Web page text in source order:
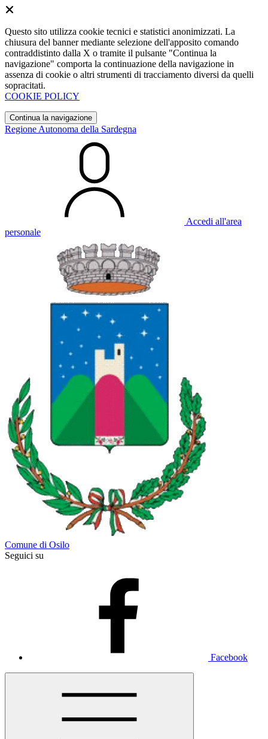
Questo sito utilizza cookie tecnici e statistici anonimizzati. La
chiusura del banner mediante selezione dell'apposito comando
contraddistinto dalla X o tramite il pulsante "Continua la
navigazione" comporta la continuazione della navigazione in
assenza di cookie o altri strumenti di tracciamento diversi da quelli
sopracitati.
COOKIE POLICY
Continua la navigazione
Regione Autonoma della Sardegna
Accedi all'area
personale
Comune di Osilo
Seguici su
Facebook